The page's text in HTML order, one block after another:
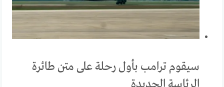
سيقوم ترامب بأول رحلة على متن طائرة